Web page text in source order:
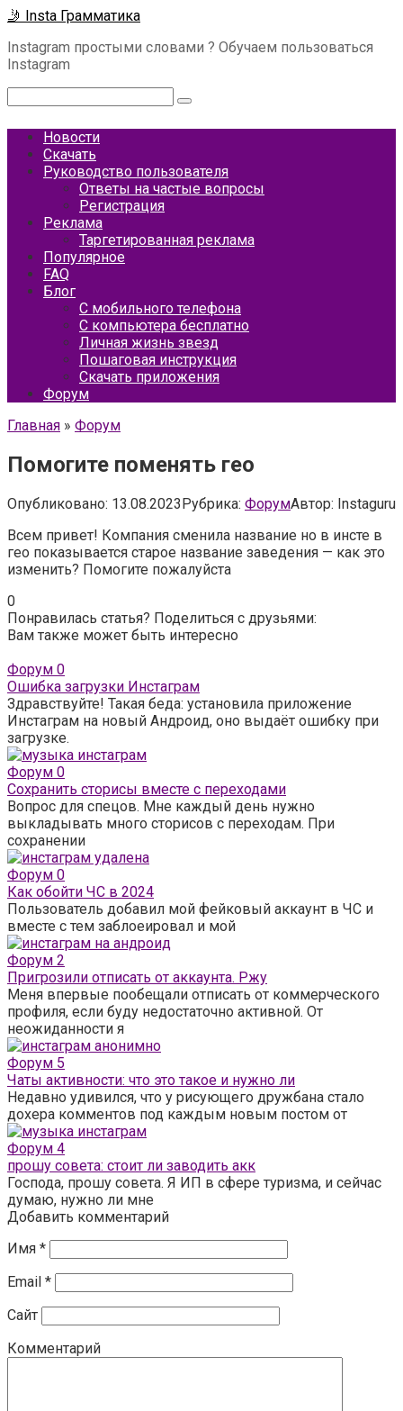
Перейти
контенту
🤳 Insta Грамматика
Instagram простыми словами ? Обучаем пользоваться
Instagram
Новости
Скачать
Руководство пользователя
Ответы на частые вопросы
Регистрация
Реклама
Таргетированная реклама
Популярное
FAQ
Блог
С мобильного телефона
С компьютера бесплатно
Личная жизнь звезд
Пошаговая инструкция
Скачать приложения
Форум
Главная » Форум
Помогите поменять гео
Опубликовано: 13.08.2023Рубрика: ФорумАвтор: Instaguru
Всем привет! Компания сменила название но в инсте в
гео показывается старое название заведения — как это
изменить? Помогите пожалуйста
0
Понравилась статья? Поделиться с друзьями:
Вам также может быть интересно
Форум 0
Ошибка загрузки Инстаграм
Здравствуйте! Такая беда: установила приложение
Инстаграм на новый Андроид, оно выдаёт ошибку при
загрузке.
Форум 0
Сохранить сторисы вместе с переходами
Вопрос для спецов. Мне каждый день нужно
выкладывать много сторисов с переходам. При
сохранении
Форум 0
Как обойти ЧС в 2024
Пользователь добавил мой фейковый аккаунт в ЧС и
вместе с тем заблоеировал и мой
Форум 2
Пригрозили отписать от аккаунта. Ржу
Меня впервые пообещали отписать от коммерческого
профиля, если буду недостаточно активной. От
неожиданности я
Форум 5
Чаты активности: что это такое и нужно ли
Недавно удивился, что у рисующего дружбана стало
дохера комментов под каждым новым постом от
Форум 4
прошу совета: стоит ли заводить акк
Господа, прошу совета. Я ИП в сфере туризма, и сейчас
думаю, нужно ли мне
Добавить комментарий
Имя *
Email *
Сайт
Комментарий